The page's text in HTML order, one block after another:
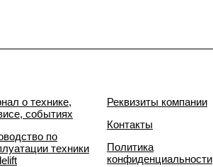
о технике,
событиях
по
техники
Реквизиты компании
Контакты
Политика
конфиденциальности